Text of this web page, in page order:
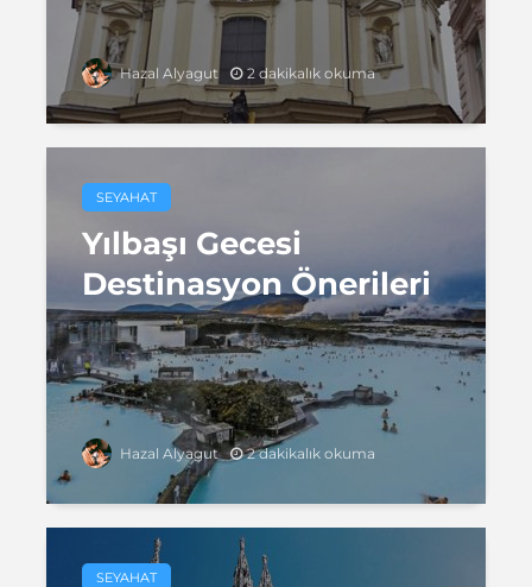
Hazal Alyagut 2 dakikalık okuma
SEYAHAT
Yılbaşı Gecesi
Destinasyon Önerileri
Hazal Alyagut 2 dakikalık okuma
SEYAHAT